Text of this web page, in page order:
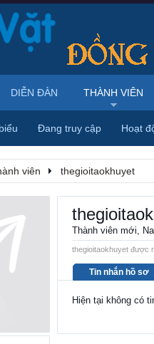
viên thegioitaokhuyet
Thành viên mới,
thegioitaokhuyet được
Tin nhắn hồ sơ
Hiện tại không có
DIỄN ĐÀN THÀNH VIÊN
Đang truy cập Hoạt